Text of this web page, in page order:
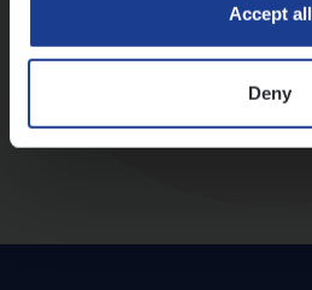
Accept all
Deny